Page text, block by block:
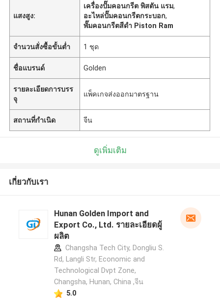
แสงสูง:
เครื่องปั๊มคอนกรีต พิสตัน แรม,
อะไหล่ปั๊มคอนกรีตกระบอก,
พั๊มคอนกรีตสีดํา Piston Ram
จำนวนสั่งซื้อขั้นต่ำ 1 ชุด
ชื่อแบรนด์ Golden
รายละเอียดการบรร
จุ
แพ็คเกจส่งออกมาตรฐาน
สถานที่กำเนิด จีน
ดูเพิ่มเติม
เกี่ยวกับเรา
Hunan Golden Import and
Export Co., Ltd. รายละเอียดผู้
ผลิต
Changsha Tech City, Dongliu S.
Rd, Langli Str, Economic and
Technological Dvpt Zone,
Changsha, Hunan, China ,จีน
5.0